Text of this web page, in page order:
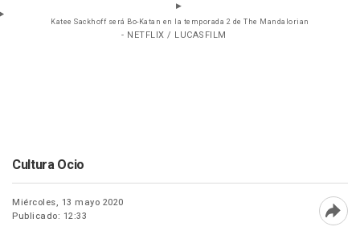
Katee Sackhoff será Bo-Katan en la temporada 2 de The Mandalorian
- NETFLIX / LUCASFILM
Cultura Ocio
Miércoles, 13 mayo 2020
Publicado: 12:33